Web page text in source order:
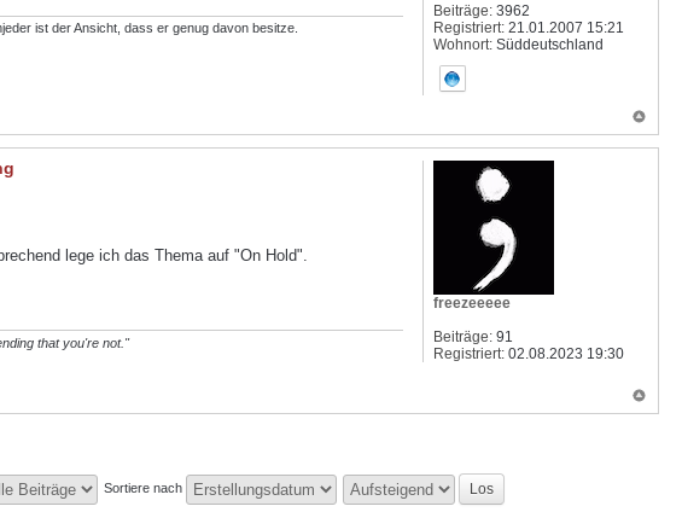
ist der Ansicht, dass er genug davon besitze.
Beiträge: 3962
Registriert: 21.01.2007 15:21
Wohnort: Süddeutschland
lege ich das Thema auf "On Hold".
that you're not."
freezeeeee
Beiträge: 91
Registriert: 02.08.2023 19:30
Sortiere nach